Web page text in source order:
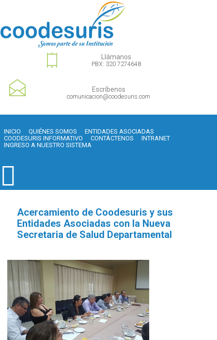
Llámanos
PBX: 320 7274648
Escríbenos
comunicacion@coodesuris.com
INICIO QUIÉNES SOMOS
ENTIDADES ASOCIADAS
COODESURIS INFORMATIVO
CONTÁCTENOS
INTRANET
INGRESO A NUESTRO SISTEMA
Acercamiento de Coodesuris y sus
Entidades Asociadas con la Nueva
Secretaria de Salud Departamental